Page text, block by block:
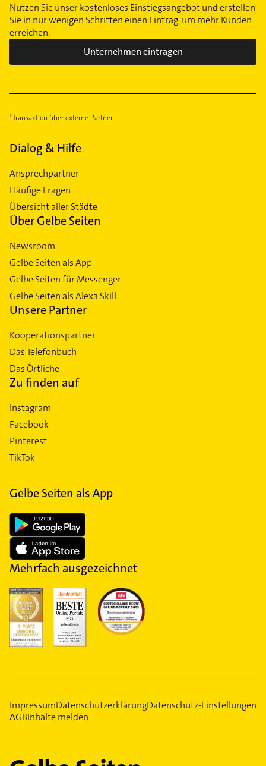
Nutzen Sie unser kostenloses Einstiegsangebot und erstellen
Sie in nur wenigen Schritten einen Eintrag, um mehr Kunden
erreichen.
Unternehmen eintragen
Transaktion über externe Partner
Dialog & Hilfe
Ansprechpartner
Häufige Fragen
Übersicht aller Städte
Über Gelbe Seiten
Newsroom
Gelbe Seiten als App
Gelbe Seiten für Messenger
Gelbe Seiten als Alexa Skill
Unsere Partner
Kooperationspartner
Das Telefonbuch
Das Örtliche
Zu finden auf
Instagram
Facebook
Pinterest
TikTok
Gelbe Seiten als App
Mehrfach ausgezeichnet
ImpressumDatenschutzerklärungDatenschutz-Einstellungen
AGBInhalte melden